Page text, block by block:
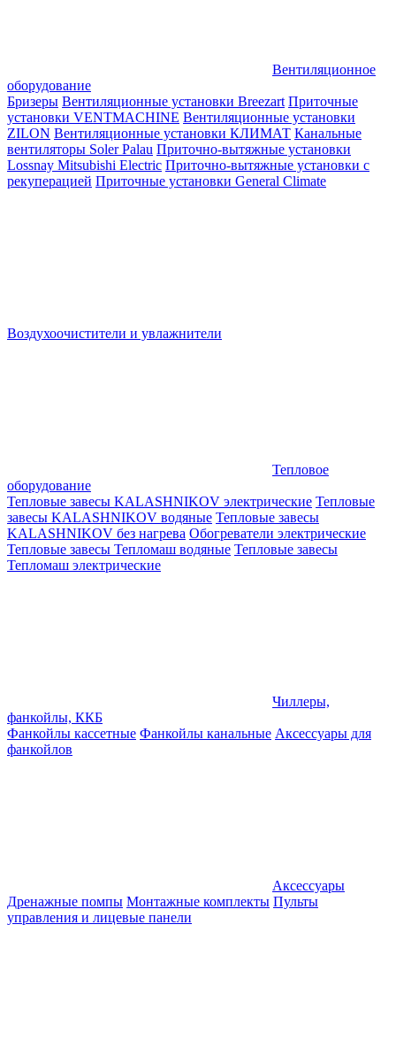
Вентиляционное
оборудование
Бризеры Вентиляционные установки Breezart Приточные
установки VENTMACHINE Вентиляционные установки
ZILON Вентиляционные установки КЛИМАТ Канальные
вентиляторы Soler Palau Приточно-вытяжные установки
Lossnay Mitsubishi Electric Приточно-вытяжные установки с
рекуперацией Приточные установки General Climate
Воздухоочистители и увлажнители
Тепловое
оборудование
Тепловые завесы KALASHNIKOV электрические Тепловые
завесы KALASHNIKOV водяные Тепловые завесы
KALASHNIKOV без нагрева Обогреватели электрические
Тепловые завесы Тепломаш водяные Тепловые завесы
Тепломаш электрические
Чиллеры,
фанкойлы, ККБ
Фанкойлы кассетные Фанкойлы канальные Аксессуары для
фанкойлов
Аксессуары
Дренажные помпы Монтажные комплекты Пульты
управления и лицевые панели